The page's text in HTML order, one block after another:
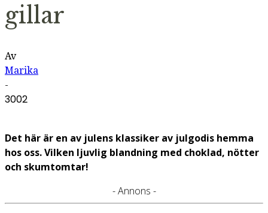
gillar
Av
Marika
-
3002
Det här är en av julens klassiker av julgodis hemma
hos oss. Vilken ljuvlig blandning med choklad, nötter
och skumtomtar!
- Annons -